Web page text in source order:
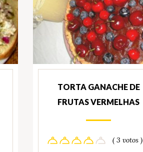
TORTA GANACHE DE
FRUTAS VERMELHAS
( 3 votos )